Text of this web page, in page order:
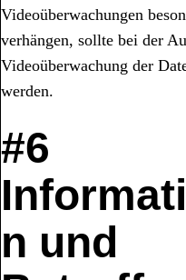
Videoüberwachungen
verhängen, sollte bei der
Videoüberwachung der
werden.
#6
n und